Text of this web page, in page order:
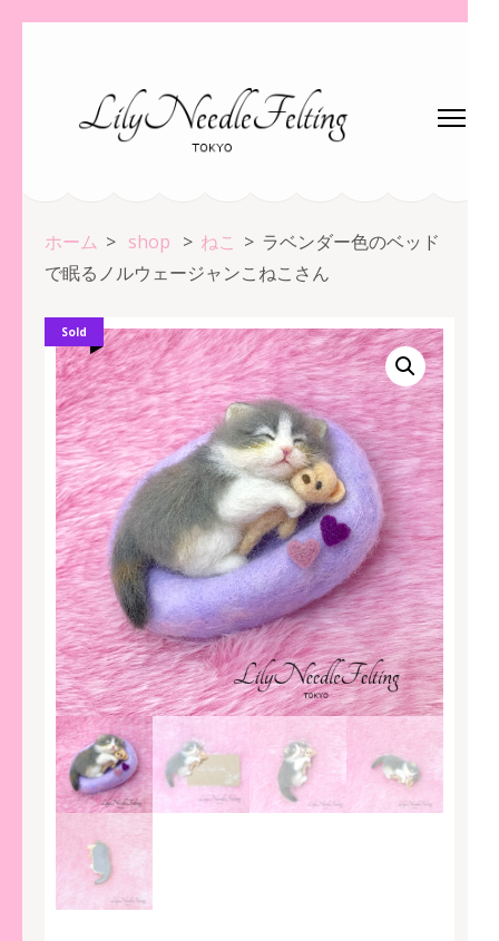
(Enter
ホーム > shop > ねこ > ラベンダー色のベッド
で眠るノルウェージャンこねこさん
Sold